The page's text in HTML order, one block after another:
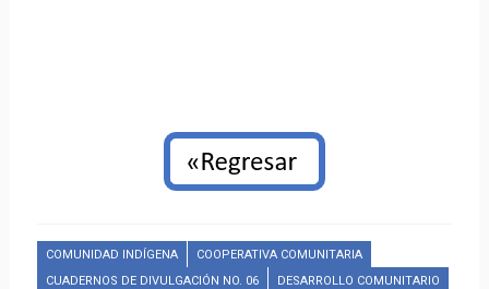
COMUNIDAD INDÍGENA
COOPERATIVA COMUNITARIA
CUADERNOS DE DIVULGACIÓN NO. 06
DESARROLLO COMUNITARIO